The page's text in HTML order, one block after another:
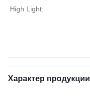
High Light:
Характер продукции